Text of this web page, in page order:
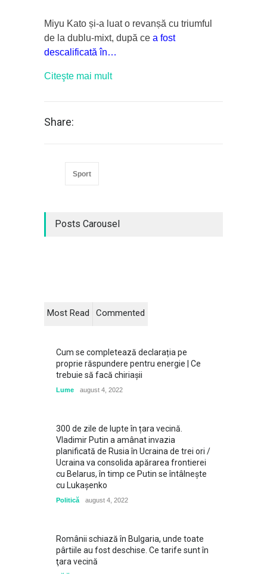
Miyu Kato și-a luat o revanșă cu triumful
de la dublu-mixt, după ce a fost
descalificată în…
Citeşte mai mult
Share:
Sport
Posts Carousel
Most Read Commented
Cum se completează declarația pe
proprie răspundere pentru energie | Ce
trebuie să facă chiriașii
Lume august 4, 2022
300 de zile de lupte în țara vecină.
Vladimir Putin a amânat invazia
planificată de Rusia în Ucraina de trei ori /
Ucraina va consolida apărarea frontierei
cu Belarus, în timp ce Putin se întâlneşte
cu Lukaşenko
Politică august 4, 2022
Românii schiază în Bulgaria, unde toate
pârtiile au fost deschise. Ce tarife sunt în
ţara vecină